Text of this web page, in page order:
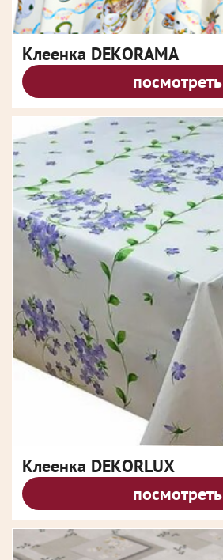
Клеенка DEKORAMA
посмотреть
Клеенка DEKORLUX
посмотреть